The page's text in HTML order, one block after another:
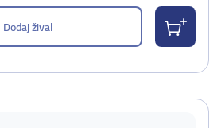
Dodaj žival